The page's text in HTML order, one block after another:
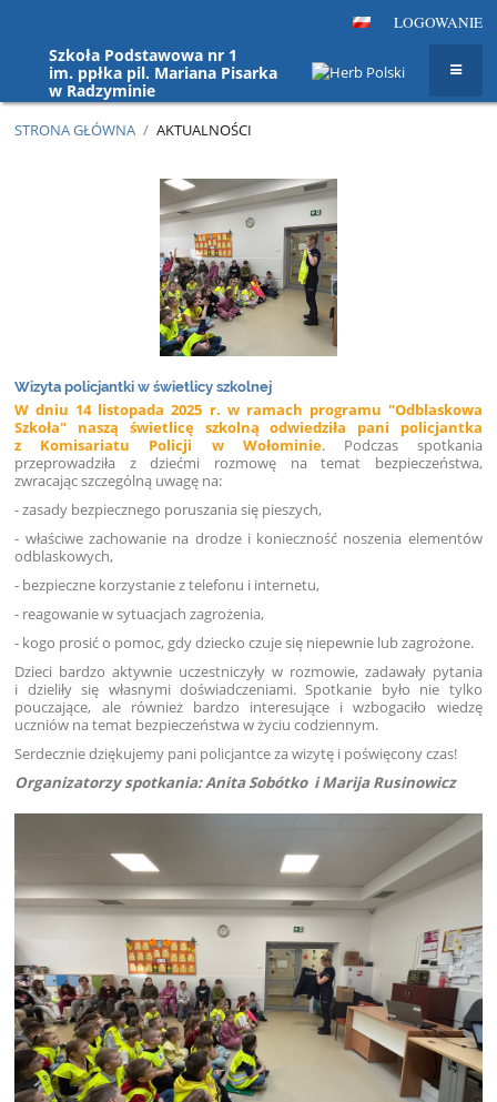
LOGOWANIE
Szkoła Podstawowa nr 1
im. ppłka pil. Mariana Pisarka
w Radzyminie
STRONA GŁÓWNA / AKTUALNOŚCI
Wizyta policjantki w świetlicy szkolnej
W dniu 14 listopada 2025 r. w ramach programu "Odblaskowa
Szkoła" naszą świetlicę szkolną odwiedziła pani policjantka
z Komisariatu Policji w Wołominie. Podczas spotkania
przeprowadziła z dziećmi rozmowę na temat bezpieczeństwa,
zwracając szczególną uwagę na:
- zasady bezpiecznego poruszania się pieszych,
- właściwe zachowanie na drodze i konieczność noszenia elementów
odblaskowych,
- bezpieczne korzystanie z telefonu i internetu,
- reagowanie w sytuacjach zagrożenia,
- kogo prosić o pomoc, gdy dziecko czuje się niepewnie lub zagrożone.
Dzieci bardzo aktywnie uczestniczyły w rozmowie, zadawały pytania
i dzieliły się własnymi doświadczeniami. Spotkanie było nie tylko
pouczające, ale również bardzo interesujące i wzbogaciło wiedzę
uczniów na temat bezpieczeństwa w życiu codziennym.
Serdecznie dziękujemy pani policjantce za wizytę i poświęcony czas!
Organizatorzy spotkania: Anita Sobótko i Marija Rusinowicz